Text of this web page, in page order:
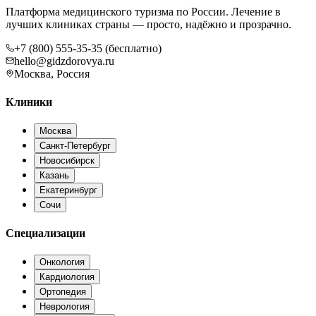
Платформа медицинского туризма по России. Лечение в
лучших клиниках страны — просто, надёжно и прозрачно.
+7 (800) 555-35-35 (бесплатно)
hello@gidzdorovya.ru
Москва, Россия
Клиники
Москва
Санкт-Петербург
Новосибирск
Казань
Екатеринбург
Сочи
Специализации
Онкология
Кардиология
Ортопедия
Неврология